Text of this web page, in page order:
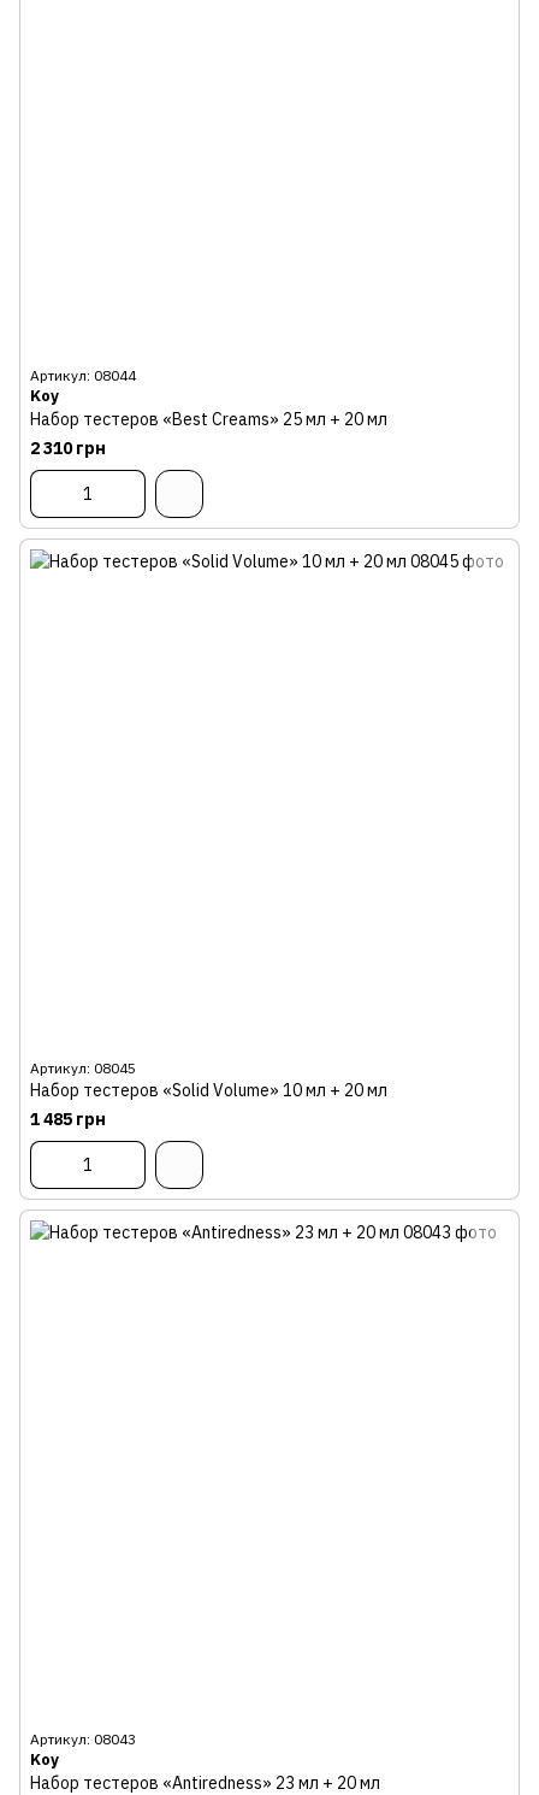
Артикул: 08044
Koy
Набор тестеров «Best Creams» 25 мл + 20 мл
2 310 грн
Артикул: 08045
Набор тестеров «Solid Volume» 10 мл + 20 мл
1 485 грн
Артикул: 08043
Koy
Набор тестеров «Antiredness» 23 мл + 20 мл